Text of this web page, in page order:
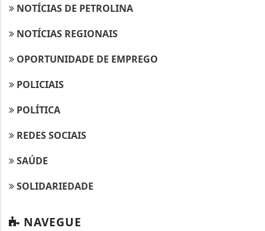
NOTÍCIAS DE PETROLINA
NOTÍCIAS REGIONAIS
OPORTUNIDADE DE EMPREGO
POLICIAIS
POLÍTICA
REDES SOCIAIS
SAÚDE
SOLIDARIEDADE
NAVEGUE